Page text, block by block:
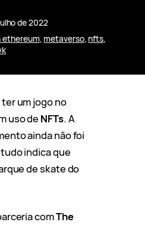
de 2022
ethereum, metaverso, nfts
ter um jogo no
uso deNFTs. A
ainda não foi
indica que
de skate do
comThe